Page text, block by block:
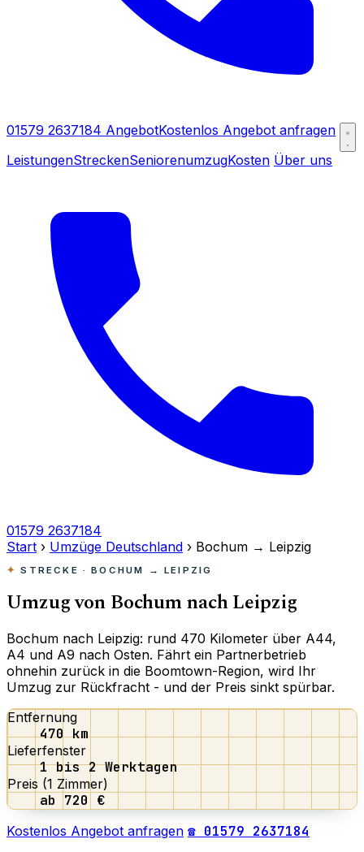
01579 2637184 AngebotKostenlos Angebot anfragen
LeistungenStreckenSeniorenumzugKosten Über uns
01579 2637184
Start › Umzüge Deutschland › Bochum → Leipzig
STRECKE · BOCHUM → LEIPZIG
Umzug von Bochum nachLeipzig
Bochum nach Leipzig: rund 470 Kilometer über A44,
A4 und A9 nach Osten. Fährt ein Partnerbetrieb
ohnehin zurück in die Boomtown-Region, wird Ihr
Umzug zur Rückfracht - und der Preis sinkt spürbar.
Entfernung
470 km
Lieferfenster
1 bis 2 Werktagen
Preis (1 Zimmer)
ab 720 €
Kostenlos Angebot anfragen ☎ 01579 2637184